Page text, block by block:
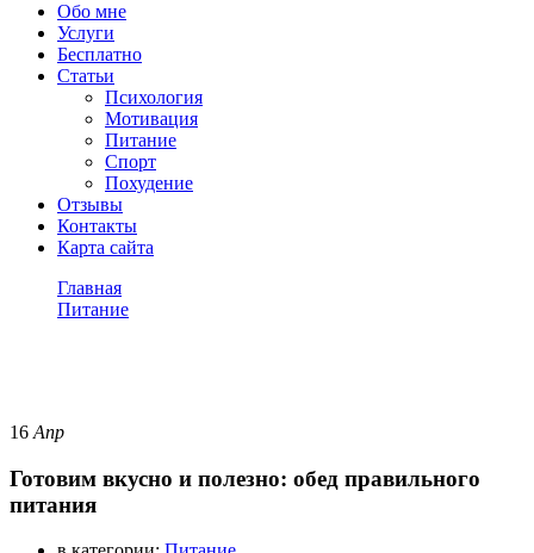
Обо мне
Услуги
Бесплатно
Статьи
Психология
Мотивация
Питание
Спорт
Похудение
Отзывы
Контакты
Карта сайта
Главная
Питание
16 Апр
Готовим вкусно и полезно: обед правильного
питания